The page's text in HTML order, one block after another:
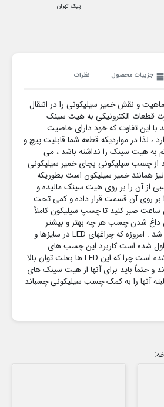
پیک تهران
جزییات محصول نظرات
و نقش خمیر سیلیکونی را در انتقال
قطعات الکترونیکی به هیت سینک
با این تفاوت که خود دارای خاصیت
، لذا در مواردیکه قطعه شما قابلیت پیچ و
به هیت سینک را نداشته باشد ، می
از چسب سیلیکونی بجای خمیر سیلیکونی
همانند خمیر سیلیکون است بطوریکه
از آن را بر روی هیت سینک مالیده و
روی آن قسمت قرار داده و کمی تحت
ساعت صبر کنید تا چسپ سیلیکون کاملاً
داغ شدن چسب هر چه بهتر و بیشتر
خشک و محکمتر خواهد شد . امروزه که چراغهای LED در سایزها و
شده است کاربرد این چسب های
سیلیکون هر چه بیشتر شده است چرا که این LED ها بعلت توان بالا
و حتماً باید برای آنها از هیت سینک های
آنها را به کمک چسب سیلیکونی چسباند